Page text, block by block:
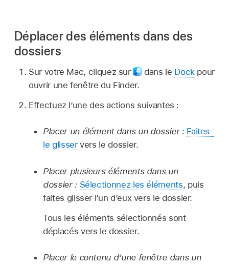
Déplacer des éléments dans des
dossiers
Sur votre Mac, cliquez sur dans le Dockpour
ouvrir une fenêtre du Finder.
Effectuez l’une des actions suivantes :
Placer un élément dans un dossier : Faites-
le glisservers le dossier.
Placer plusieurs éléments dans un
dossier : Sélectionnez les éléments, puis
faites glisser l’un d’eux vers le dossier.
Tous les éléments sélectionnés sont
déplacés vers le dossier.
Placer le contenu d’une fenêtre dans un